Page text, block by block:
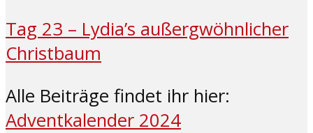
Tag 23 – Lydia’s außergwöhnlicher
Christbaum
Alle Beiträge findet ihr hier:
Adventkalender 2024